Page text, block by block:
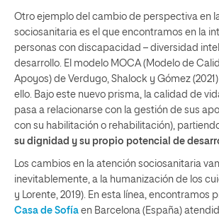
Otro ejemplo del cambio de perspectiva en
sociosanitaria es el que encontramos en la
personas con discapacidad – diversidad
desarrollo. El modelo MOCA (Modelo de
Apoyos) de Verdugo, Shalock y Gómez
ello. Bajo este nuevo prisma, la calidad de
pasa a relacionarse con la gestión de sus
con su habilitación o rehabilitación),
su dignidad y su propio potencial de
Los cambios en la atención sociosanitaria
inevitablemente, a la humanización de los
y Lorente, 2019). En esta línea, encontramos
Casa de Sofía en Barcelona (España)